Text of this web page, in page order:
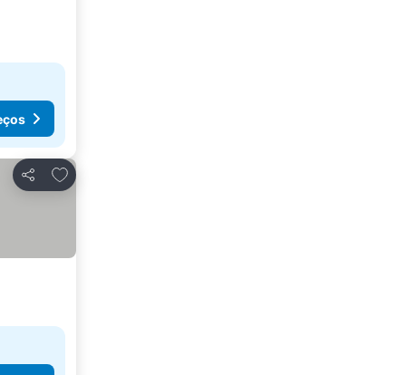
Partilhar
Adicionar aos favoritos